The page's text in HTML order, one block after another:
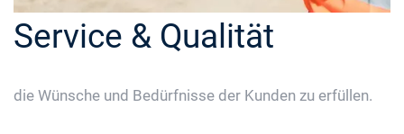
Service & Qualität
die Wünsche und Bedürfnisse der Kunden zu erfüllen.